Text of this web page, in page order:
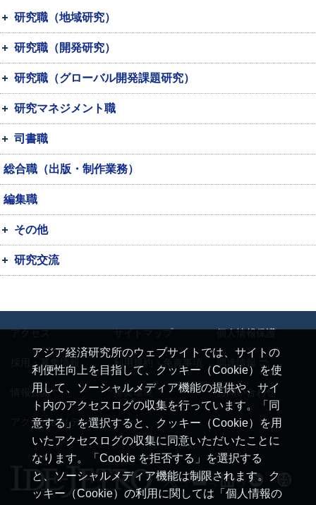
研究職（地域研究）
研究職（開発研究）
研究職（グローバル開発課題研究）
研究マネジメント職
司書職
総合職（出版・制作業務）
編集職
その他
研究交流
アジア経済研究所のウェブサイトでは、サイトの
利便性向上を目指して、クッキー（Cookie）を使
用して、ソーシャルメディア機能の提供や、サイ
ト内のアクセスログの収集を行っています。「同
意する」を選択すると、クッキー（Cookie）を用
いたアクセスログの収集に同意いただいたことに
なります。「Cookie を拒否する」を選択する
と、ソーシャルメディア機能は制限されます。ク
ッキー（Cookie）の利用に関しては「個人情報の
アクセス サイトマップ 個人情報保護
採用・募集情報 利用規約・免責事項
情報公開 推奨環境 お問い合わせ
アクセシビリティ